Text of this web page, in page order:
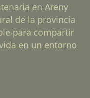
en Areny
de la provincia
para compartir
en un entorno